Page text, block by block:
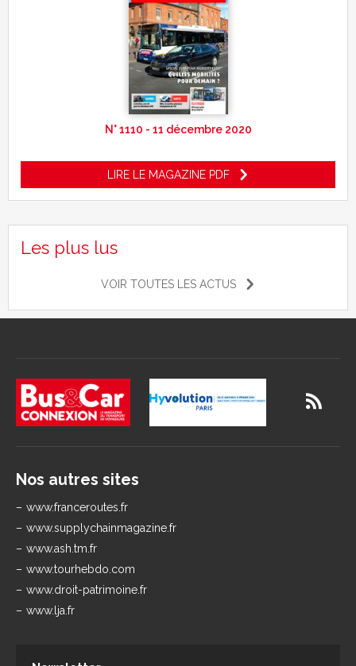
N° 1110 - 11 décembre 2020
LIRE LE MAGAZINE PDF
Les plus lus
VOIR TOUTES LES ACTUS
Nos autres sites
www.franceroutes.fr
www.supplychainmagazine.fr
www.ash.tm.fr
www.tourhebdo.com
www.droit-patrimoine.fr
www.lja.fr